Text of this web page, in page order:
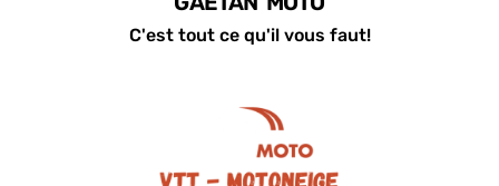
C'est tout ce qu'il vous faut!